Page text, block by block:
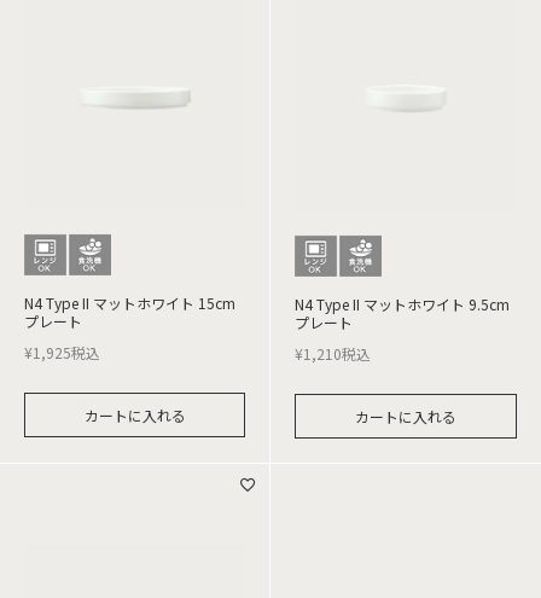
N4 Type II マットホワイト 15cm
プレート
¥1,925税込
カートに入れる
N4 Type II マットホワイト 9.5cm
プレート
¥1,210税込
カートに入れる